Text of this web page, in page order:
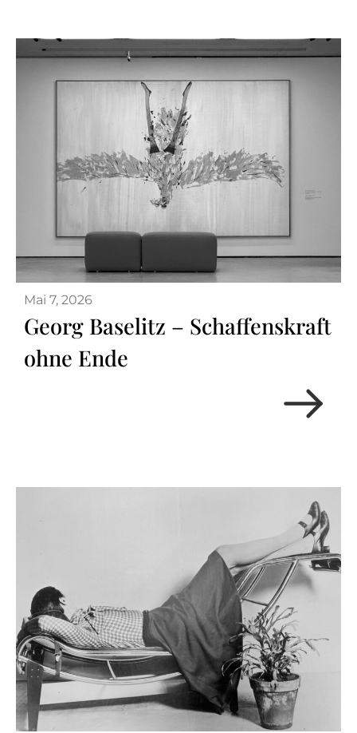
Mai 7, 2026
Georg Baselitz – Schaffenskraft
ohne Ende